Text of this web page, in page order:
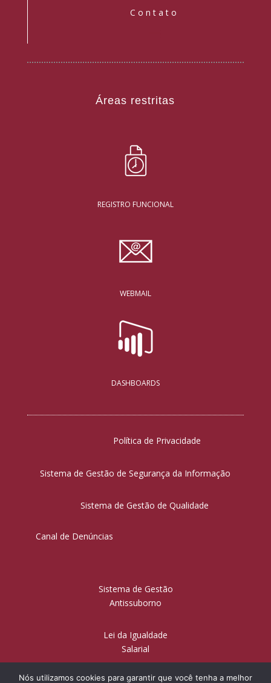
Contato
Áreas restritas
REGISTRO FUNCIONAL
WEBMAIL
DASHBOARDS
Política de Privacidade
Sistema de Gestão de Segurança da Informação
Sistema de Gestão de Qualidade
Canal de Denúncias
Sistema de Gestão
Antissuborno
Lei da Igualdade
Salarial
Nós utilizamos cookies para garantir que você tenha a melhor